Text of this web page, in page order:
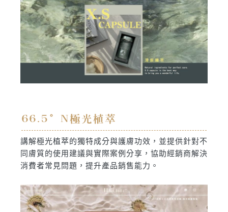
66.5°N極光植萃
講解極光植萃的獨特成分與護膚功效，並提供針對不
同膚質的使用建議與實際案例分享，協助經銷商解決
消費者常見問題，提升產品銷售能力。